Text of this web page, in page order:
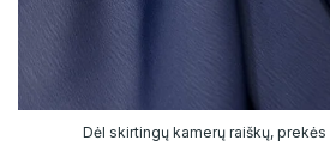
Dėl skirtingų kamerų raiškų,